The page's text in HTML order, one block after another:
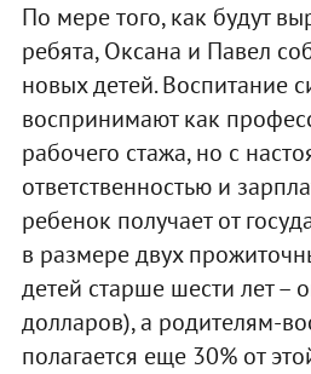
По мере того, как будут
ребята, Оксана и Павел
новых детей. Воспитание
воспринимают как
рабочего стажа, но с
ответственностью и
ребенок получает от
в размере двух
детей старше шести лет –
долларов), а родителям-
полагается еще 30% от